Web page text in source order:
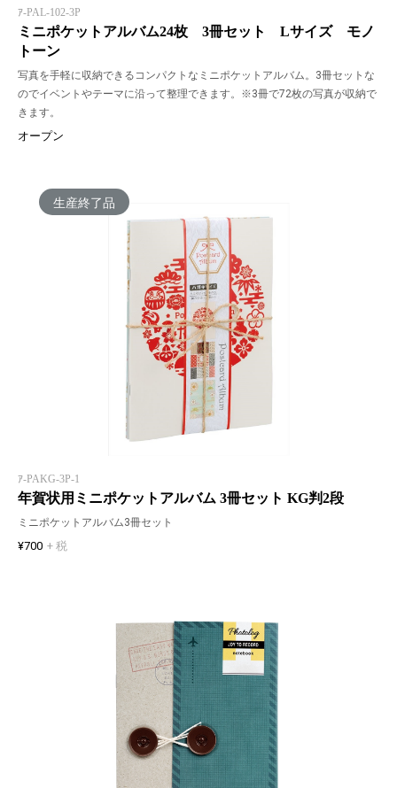
ｱ-PAL-102-3P
ミニポケットアルバム24枚 3冊セット Lサイズ モノ
トーン
写真を手軽に収納できるコンパクトなミニポケットアルバム。3冊セットな
のでイベントやテーマに沿って整理できます。※3冊で72枚の写真が収納で
きます。
オープン
生産終了品
ｱ-PAKG-3P-1
年賀状用ミニポケットアルバム 3冊セット KG判2段
ミニポケットアルバム3冊セット
¥700 + 税